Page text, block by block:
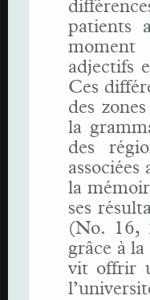
patients
adjectifs
Ces
des
la
des
la
ses
(No. 16,
grâce à
vit offrir